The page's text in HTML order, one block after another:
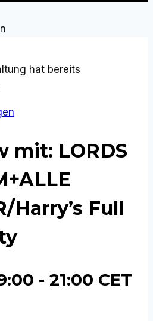
hat bereits
mit: LORDS
Harry’s Full
- 21:00 CET